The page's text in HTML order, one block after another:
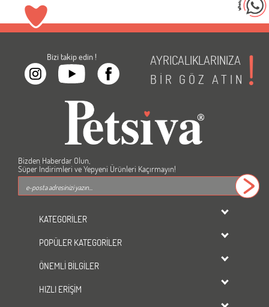
Bizi takip edin !
AYRICALIKLARINIZA
BİR GÖZ ATIN
Bizden Haberdar Olun,
Süper İndirimleri ve Yepyeni Ürünleri Kaçırmayın!
KATEGORİLER
dondurulmuş ürünler
KÖPEK
BALIK
POPÜLER KATEGORİLER
Kedi Maması
Kedi Kumu
ÖNEMLİ BİLGİLER
Üyelik Sözleşmesi
Gizlilik ve Güvenlik
HIZLI ERİŞİM